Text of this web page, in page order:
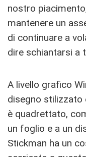
nostro
mantenere un
di continuare a
dire schiantarsi a
A livello grafico
disegno stilizzato
è quadrettato,
un foglio e a un
Stickman ha un